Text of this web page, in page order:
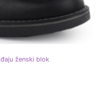
ženski blok